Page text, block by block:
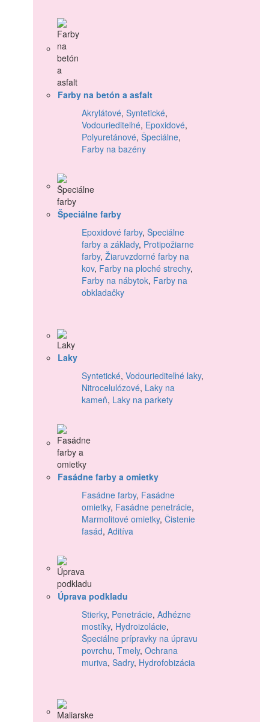
Farby na betón a asfalt
Akrylátové, Syntetické,
Vodouriediteľné, Epoxidové,
Polyuretánové, Špeciálne,
Farby na bazény
Špeciálne farby
Epoxidové farby, Špeciálne
farby a základy, Protipožiarne
farby, Žiaruvzdorné farby na
kov, Farby na ploché strechy,
Farby na nábytok, Farby na
obkladačky
Laky
Syntetické, Vodouriediteľné laky,
Nitrocelulózové, Laky na
kameň, Laky na parkety
Fasádne farby a omietky
Fasádne farby, Fasádne
omietky, Fasádne penetrácie,
Marmolitové omietky, Čistenie
fasád, Aditíva
Úprava podkladu
Stierky, Penetrácie, Adhézne
mostíky, Hydroizolácie,
Špeciálne prípravky na úpravu
povrchu, Tmely, Ochrana
muriva, Sadry, Hydrofobizácia